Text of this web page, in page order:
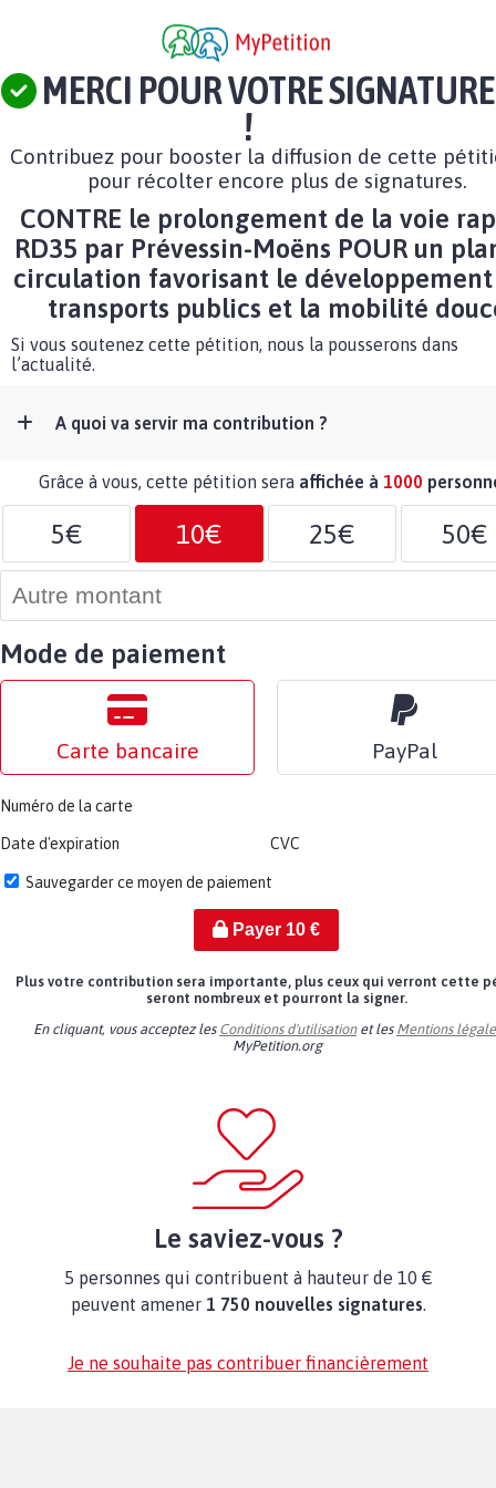
MERCI POUR VOTRE SIGNATURE
!
Contribuez pour booster la diffusion de cette
pour récolter encore plus de signatures.
CONTRE le prolongement de la voie
RD35 par Prévessin-Moëns POUR un
circulation favorisant le développement
transports publics et la mobilité
Si vous soutenez cette pétition, nous la pousserons dans
l’actualité.
A quoi va servir ma contribution ?
Grâce à vous, cette pétition sera affichée à 1000
5€ 10€ 25€ 50€
Mode de paiement
Carte bancaire PayPal
Numéro de la carte
Date d'expiration CVC
Sauvegarder ce moyen de paiement
Payer 10€
Plus votre contribution sera importante, plus ceux qui verront cette
seront nombreux et pourront la signer.
En cliquant, vous acceptez les Conditions d'utilisationet les Mentions
MyPetition.org
Le saviez-vous ?
5 personnes qui contribuent à hauteur de 10 €
peuvent amener 1 750 nouvelles signatures.
Je ne souhaite pas contribuer financièrement